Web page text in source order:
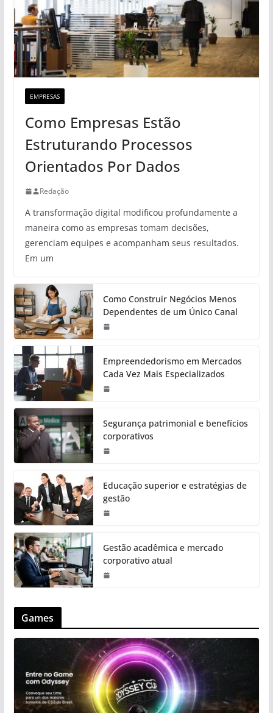
EMPRESAS
Como Empresas Estão
Estruturando Processos
Orientados Por Dados
Redação
A transformação digital modificou profundamente a
maneira como as empresas tomam decisões,
gerenciam equipes e acompanham seus resultados.
Em um
Como Construir Negócios Menos
Dependentes de um Único Canal
Empreendedorismo em Mercados
Cada Vez Mais Especializados
Segurança patrimonial e benefícios
corporativos
Educação superior e estratégias de
gestão
Gestão acadêmica e mercado
corporativo atual
Games